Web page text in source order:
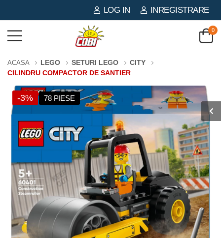
LOG IN INREGISTRARE
0
ACASA LEGO SETURI LEGO
CITY
CILINDRU COMPACTOR DE SANTIER
-3% 78 PIESE